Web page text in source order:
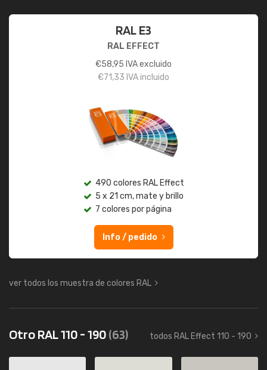
RAL E3
RAL EFFECT
€58,95 IVA excluido
€71,33 IVA incluido
490 colores RAL Effect
5 x 21 cm, mate y brillo
7 colores por página
Info / pedido
ver todos los muestra de colores RAL
Otro RAL 110 - 190(63) todos RAL Effect 110 - 190